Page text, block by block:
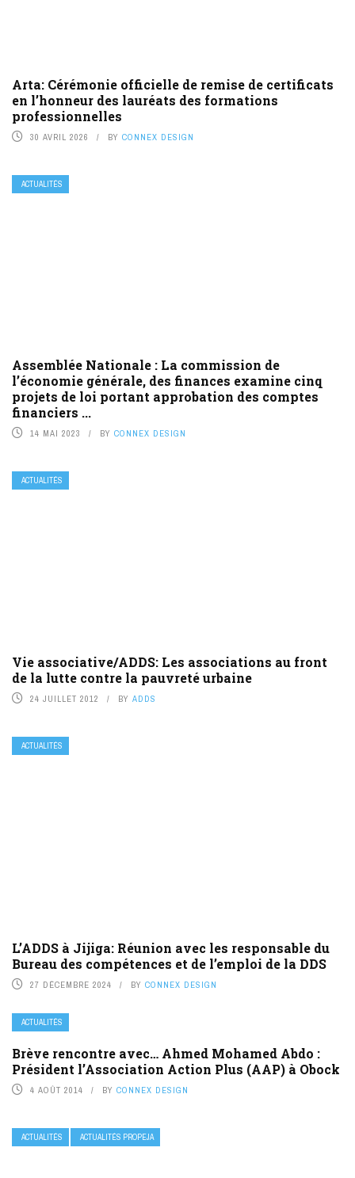
Arta: Cérémonie officielle de remise de certificats
en l’honneur des lauréats des formations
professionnelles
30 AVRIL 2026 BY CONNEX DESIGN
ACTUALITÉS
Assemblée Nationale : La commission de
l’économie générale, des finances examine cinq
projets de loi portant approbation des comptes
financiers ...
14 MAI 2023 BY CONNEX DESIGN
ACTUALITÉS
Vie associative/ADDS: Les associations au front
de la lutte contre la pauvreté urbaine
24 JUILLET 2012 BY ADDS
ACTUALITÉS
L’ADDS à Jijiga: Réunion avec les responsable du
Bureau des compétences et de l’emploi de la DDS
27 DÉCEMBRE 2024 BY CONNEX DESIGN
ACTUALITÉS
Brève rencontre avec… Ahmed Mohamed Abdo :
Président l’Association Action Plus (AAP) à Obock
4 AOÛT 2014 BY CONNEX DESIGN
ACTUALITÉS ACTUALITÉS PROPEJA